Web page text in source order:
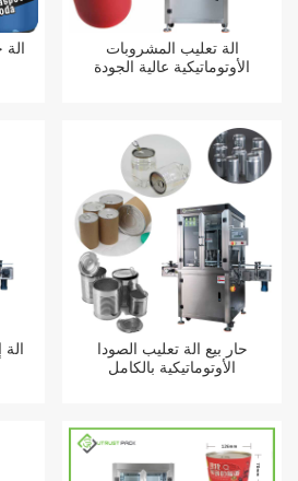
آلة
آلة تعليب المشروبات
الأوتوماتيكية عالية الجودة
حار بيع آلة تعليب الصودا
الأوتوماتيكية بالكامل